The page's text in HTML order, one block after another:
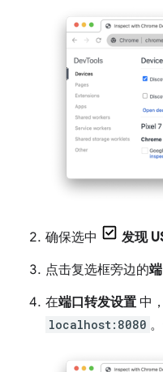
确保选中 发现
点击复选框旁边的
在端口转发设置 中
localhost:8080